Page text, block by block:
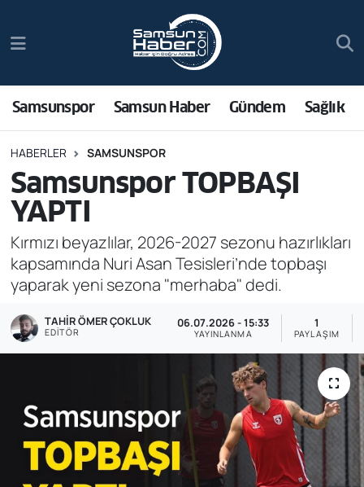
Samsunspor Samsun Haber Gündem Sağlık
HABERLER SAMSUNSPOR
Samsunspor TOPBAŞI
YAPTI
Kırmızı beyazlılar, 2026-2027 sezonu hazırlıkları
kapsamında Nuri Asan Tesisleri’nde topbaşı
yaparak yeni sezona "merhaba" dedi.
TAHIR ÖMER ÇOKLUK
EDITÖR
06.07.2026 - 15:33
YAYINLANMA
1
PAYLAŞIM
Samsun Haber
Sağlık
Asayiş
Bilim ve Teknoloji
Bölge
Dünya
Ekonomi
Özel Haber
Trafik Durumu
Süper Lig Puan Durumu ve Fikstür
Tüm Manşetler
Son Dakika Haberleri
Haber Arşivi